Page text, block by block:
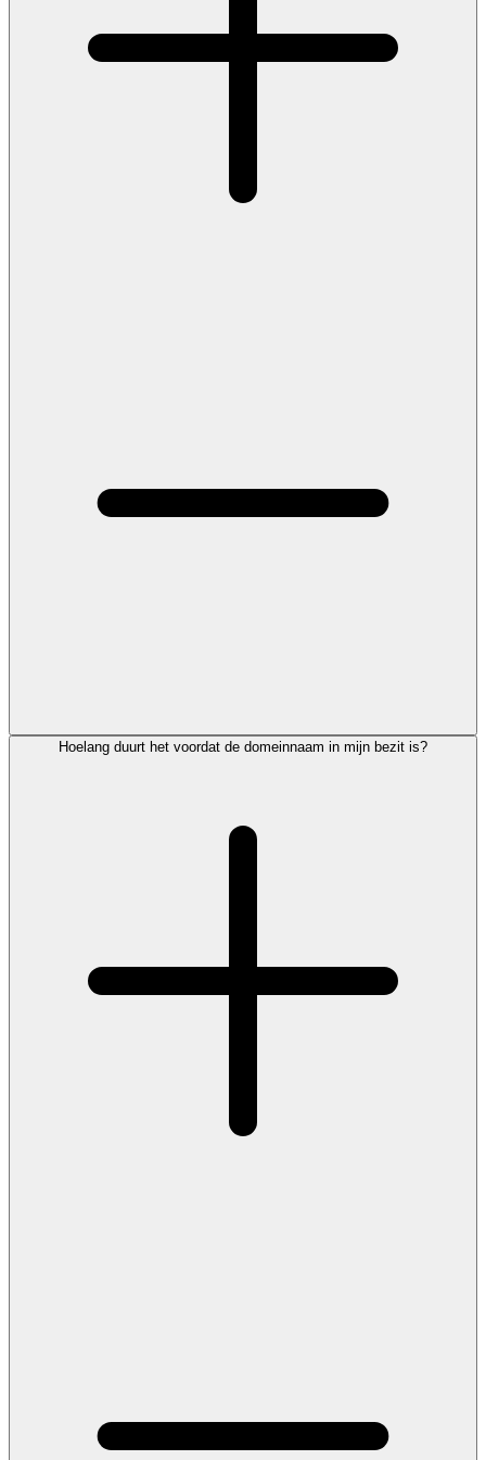
Hoelang duurt het voordat de domeinnaam in mijn bezit is?